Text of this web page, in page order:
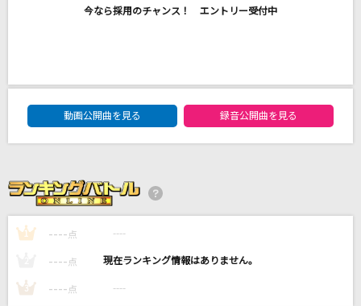
ゴールデンボンバー
星空のドライブ
アン・ルイス
あびすいんざわーるど
たんぽぽ
今なら採用のチャンス！ エントリー受付中
DAM★ともボーカルエントリーランキング
動画公開曲を見る
録音公開曲を見る
1 ---- 点 ----
---- 点 ----
3 ---- 点 ----